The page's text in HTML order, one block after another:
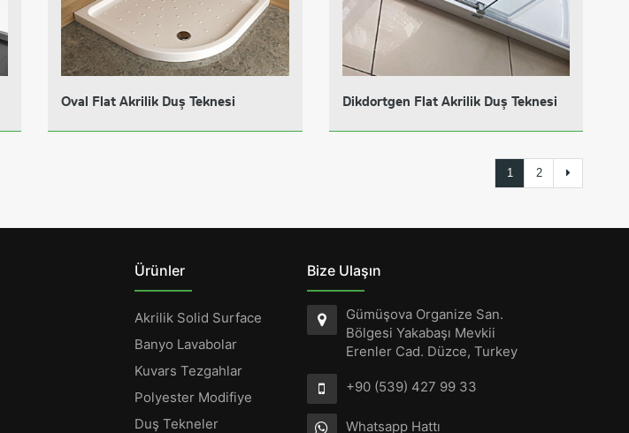
Oval Flat Akrilik Duş Teknesi Dikdortgen Flat Akrilik Duş Teknesi
1 2
Ürünler
Akrilik Solid Surface
Banyo Lavabolar
Kuvars Tezgahlar
Polyester Modifiye
Duş Tekneler
Bize Ulaşın
Gümüşova Organize San.
Bölgesi Yakabaşı Mevkii
Erenler Cad. Düzce, Turkey
+90 (539) 427 99 33
Whatsapp Hattı